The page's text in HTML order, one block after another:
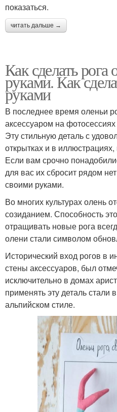
показаться.
читать дальше →
Как сделать рога
руками. Как
руками
В последнее время оленьи
аксессуаром на
Эту стильную деталь с
открытках и в
Если вам срочно
для вас их сбросит рядом
своими руками.
Во многих культурах олень
созиданием. Способность
отращивать новые рога
олени стали символом
Исторический вход рогов в
стены аксессуаров, был
исключительно в домах
применять эту деталь стали
альпийском стиле.